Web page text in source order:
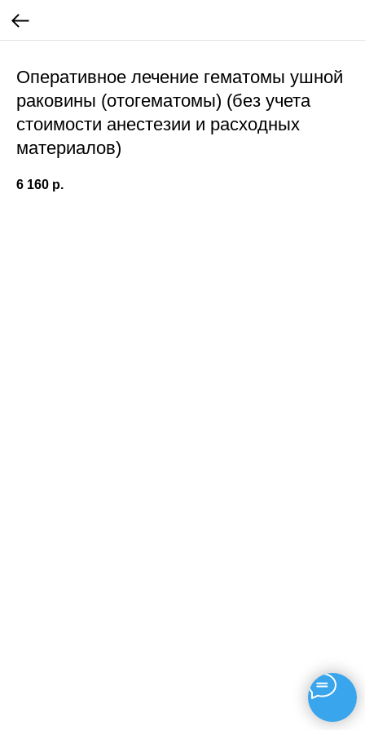
Оперативное лечение гематомы ушной
раковины (отогематомы) (без учета
стоимости анестезии и расходных
материалов)
6 160 р.